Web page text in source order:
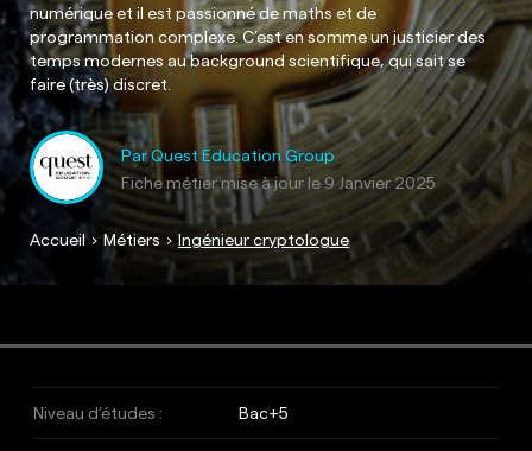
numérique et il est passionné de maths et de
programmation complexe. C’est en somme un justicier des
temps modernes au background scientifique, qui sait se
faire (très) discret.
Par Quest Education Group
Fiche métier mise à jour le 9 Janvier 2025
Accueil Métiers Ingénieur cryptologue
Niveau d’études : Bac+5